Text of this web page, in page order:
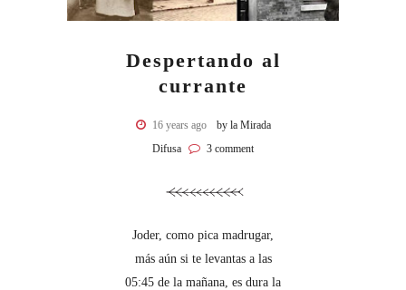
Despertando al
currante
16 years ago
by la Mirada
Difusa
3 comment
Joder, como pica madrugar,
más aún si te levantas a las
05:45 de la mañana, es dura la